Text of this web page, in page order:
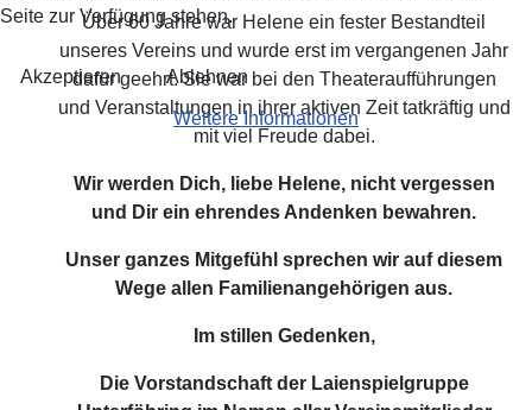
Über 60 Jahre war Helene ein fester Bestandteil
unseres Vereins und wurde erst im vergangenen Jahr
dafür geehrt. Sie war bei den Theateraufführungen
und Veranstaltungen in ihrer aktiven Zeit tatkräftig und
mit viel Freude dabei.
Wir werden Dich, liebe Helene, nicht vergessen
und Dir ein ehrendes Andenken bewahren.
Unser ganzes Mitgefühl sprechen wir auf diesem
Wege allen Familienangehörigen aus.
Im stillen Gedenken,
Die Vorstandschaft der Laienspielgruppe
Seite zur Verfügung stehen.
Akzeptieren Ablehnen
Weitere Informationen